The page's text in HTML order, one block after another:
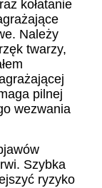
kołatanie
Należy
twarzy,
pilnej
wezwania
Szybka
ryzyko